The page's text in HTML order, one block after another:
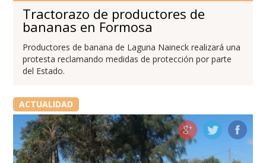
Tractorazo de productores de
bananas en Formosa
Productores de banana de Laguna Naineck realizará una
protesta reclamando medidas de protección por parte
del Estado.
ACTUALIDAD